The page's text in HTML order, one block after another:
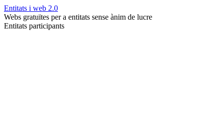
Entitats i web 2.0
Webs gratuïtes per a entitats sense ànim de lucre
Entitats participants